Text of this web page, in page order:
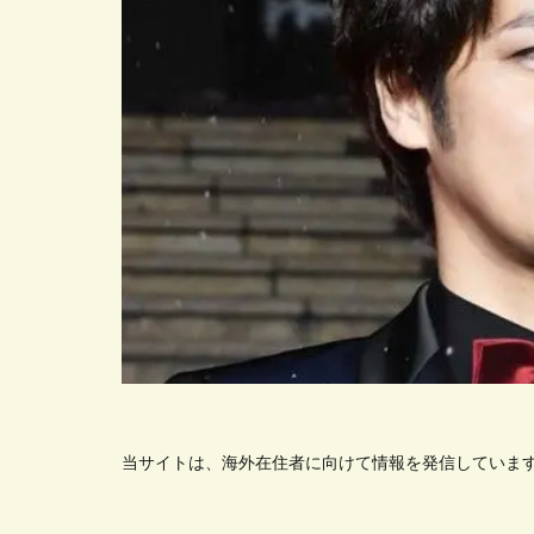
当サイトは、海外在住者に向けて情報を発信していま